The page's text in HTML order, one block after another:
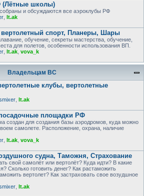
школы)
и обсуждаются все аэроклубы РФ
lt.ak
спорт, Планеры, Шары
обучение, секреты мастерства, обучение,
для полетов, особенности использования ВП.
lt.ak vova_k
Владельцам ВС
клубы, вертолетные
lt.ak
площадки РФ
создан для создания базы аэродромов, куда можно
самолете. Расположение, охрана, наличие
lt.ak vova_k
судна, Таможня, Страхование
свой самолёт или вертолёт? Куда идти? В какие
Сколько готовить денег? Как растаможить
вертолет? Как застраховать свое возудшное
lt.ak